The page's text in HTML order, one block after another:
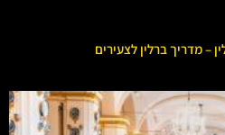
– מדריך ברלין לצעירים